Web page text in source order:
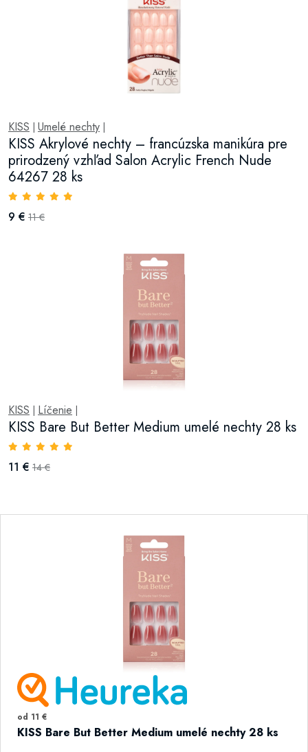
KISS Umelé nechty
KISS Akrylové nechty – francúzska manikúra pre
prirodzený vzhľad Salon Acrylic French Nude
64267 28 ks
9 € 11 €
KISS Líčenie
KISS Bare But Better Medium umelé nechty 28 ks
11 € 14 €
od 11 €
KISS Bare But Better Medium umelé nechty 28 ks